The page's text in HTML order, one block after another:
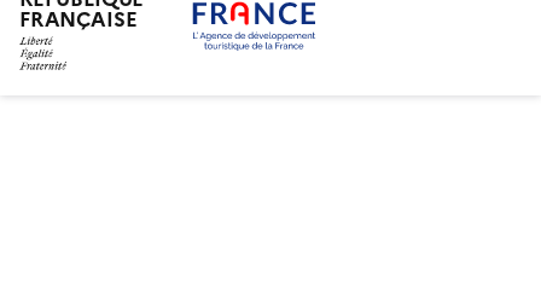
FRANÇAISE